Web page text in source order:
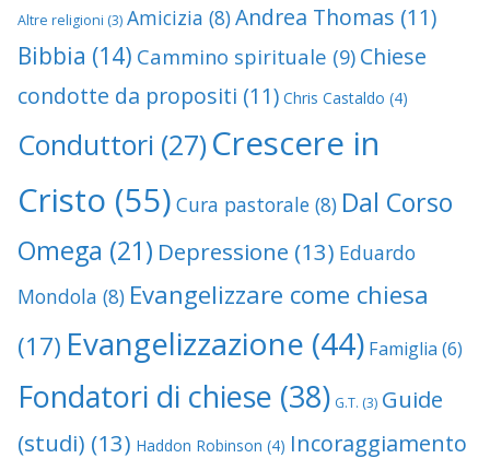
Altre religioni (3) Amicizia (8)Andrea Thomas (11)
Bibbia (14) Cammino spirituale (9) Chiese
condotte da propositi (11) Chris Castaldo (4)
Conduttori (27) Crescere in
Cristo (55) Cura pastorale (8) Dal Corso
Omega (21) Depressione (13) Eduardo
Mondola (8) Evangelizzare come chiesa
(17) Evangelizzazione (44) Famiglia (6)
Fondatori di chiese (38) G.T. (3) Guide
(studi) (13) Haddon Robinson (4) Incoraggiamento